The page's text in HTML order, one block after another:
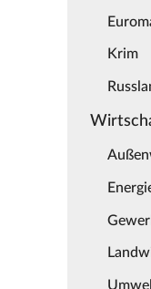
Krim